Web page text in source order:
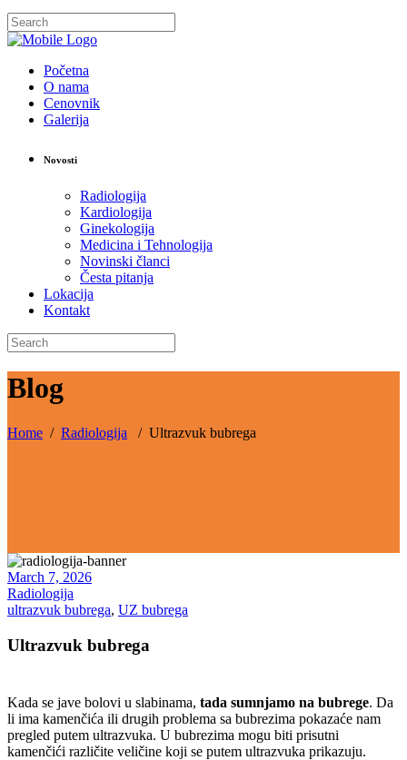
Početna
O nama
Cenovnik
Galerija
Novosti
Radiologija
Kardiologija
Ginekologija
Medicina i Tehnologija
Novinski članci
Česta pitanja
Lokacija
Kontakt
Blog
Home / Radiologija / Ultrazvuk bubrega
March 7, 2026
Radiologija
ultrazvuk bubrega, UZ bubrega
Ultrazvuk bubrega
Kada se jave bolovi u slabinama, tada sumnjamo na bubrege. Da
li ima kamenčića ili drugih problema sa bubrezima pokazaće nam
pregled putem ultrazvuka. U bubrezima mogu biti prisutni
kamenčići različite veličine koji se putem ultrazvuka prikazuju.